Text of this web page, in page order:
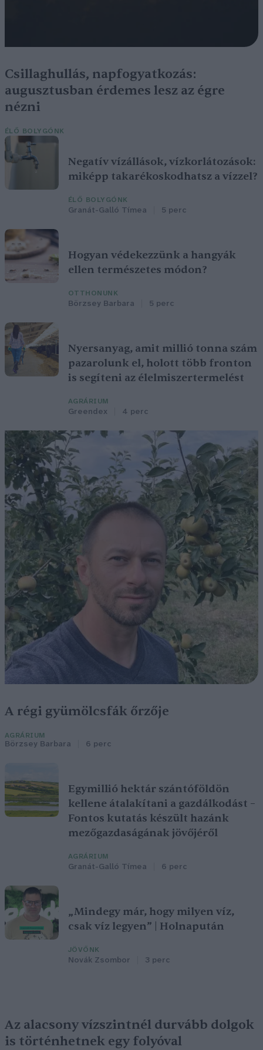
Csillaghullás, napfogyatkozás:
augusztusban érdemes lesz az égre
nézni
ÉLŐ BOLYGÓNK
Negatív vízállások, vízkorlátozások:
miképp takarékoskodhatsz a vízzel?
ÉLŐ BOLYGÓNK
Granát-Galló Tímea 5 perc
Hogyan védekezzünk a hangyák
ellen természetes módon?
OTTHONUNK
Börzsey Barbara 5 perc
Nyersanyag, amit millió tonna szám
pazarolunk el, holott több fronton
is segíteni az élelmiszertermelést
AGRÁRIUM
Greendex 4 perc
A régi gyümölcsfák őrzője
AGRÁRIUM
Börzsey Barbara 6 perc
Egymillió hektár szántóföldön
kellene átalakítani a gazdálkodást –
Fontos kutatás készült hazánk
mezőgazdaságának jövőjéről
AGRÁRIUM
Granát-Galló Tímea 6 perc
„Mindegy már, hogy milyen víz,
csak víz legyen” | Holnapután
JÖVŐNK
Novák Zsombor 3 perc
Az alacsony vízszintnél durvább dolgok
is történhetnek egy folyóval